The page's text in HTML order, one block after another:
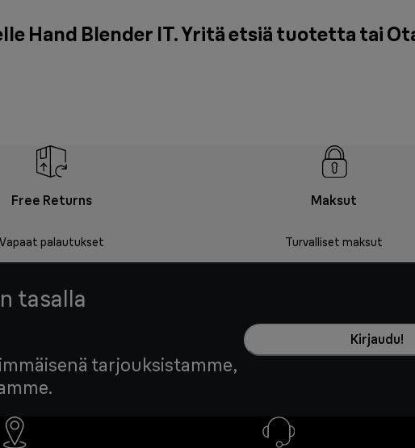
Hand Blender IT. Yritä etsiä tuotetta tai
Free Returns
Vapaat palautukset
Maksut
Turvalliset maksut
tasalla
tarjouksistamme,
Kirjaudu!